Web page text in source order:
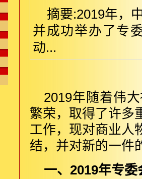
摘要:2019年，
并成功举办了专
动...
2019年随着伟
繁荣，取得了许多
工作，现对商业人
结，并对新的一件
一、2019年专委